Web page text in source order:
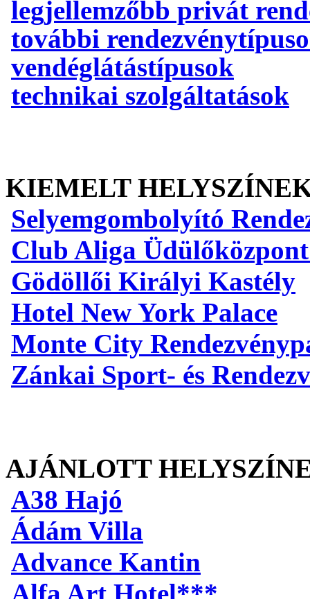
legjellemzőbb privát
további
vendéglátástípusok
technikai szolgáltatások
KIEMELT
Selyemgombolyító
Club Aliga Üdülőközpont
Gödöllői Királyi Kastély
Hotel New York Palace
Monte City
Zánkai Sport- és
AJÁNLOTT
A38 Hajó
Ádám Villa
Advance Kantin
Alfa Art Hotel***